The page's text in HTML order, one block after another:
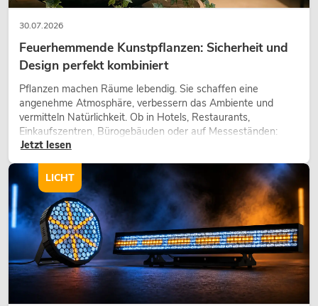
30.07.2026
Feuerhemmende Kunstpflanzen: Sicherheit und
Design perfekt kombiniert
Pflanzen machen Räume lebendig. Sie schaffen eine
angenehme Atmosphäre, verbessern das Ambiente und
vermitteln Natürlichkeit. Ob in Hotels, Restaurants,
Einkaufszentren, Bürogebäuden oder auf Messeständen:
eine hochwertige Begrünung gehört heute längst zum
modernen Raumkonzept.
Jetzt lesen
LICHT